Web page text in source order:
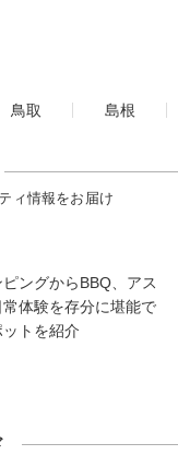
鳥取 島根
ィ情報をお届け
ングからBBQ、アス
体験を存分に堪能で
トを紹介